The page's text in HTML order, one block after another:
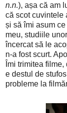
n.n.), așa că am
că scot cuvintele
și să îmi asum
meu, studiile
încercat să le
n-a fost scurt.
Îmi trimitea
e destul de
probleme la